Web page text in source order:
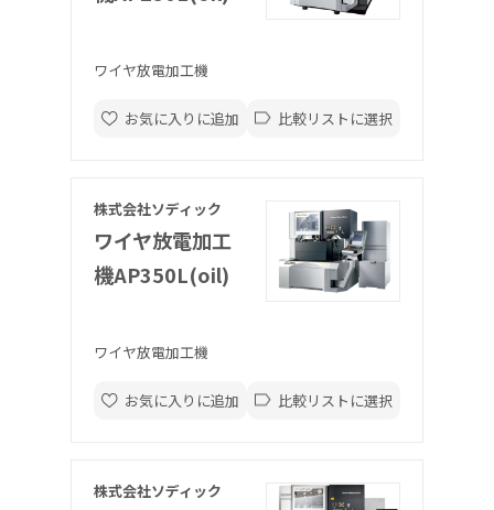
ワイヤ放電加工機
お気に入りに追加 比較リストに選択
株式会社ソディック
ワイヤ放電加工
機AP350L(oil)
ワイヤ放電加工機
お気に入りに追加 比較リストに選択
株式会社ソディック